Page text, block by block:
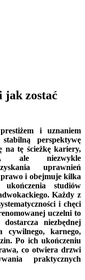
jak zostać
i uznaniem
perspektywę
na tę ścieżkę kariery,
ale niezwykle
uprawnień
i obejmuje kilka
studiów
Każdy z
i chęci
uczelni to
niezbędnej
cywilnego, karnego,
Po ich ukończeniu
co otwiera drzwi
praktycznych